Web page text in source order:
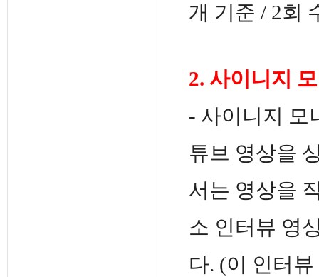
개 기준 / 2회
2. 사이니지
- 사이니지 모
튜브 영상을
서는 영상을
소 인터뷰 영
다. (이 인터